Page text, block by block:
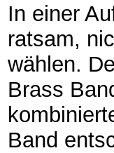
In einer
ratsam,
wählen.
Brass
Band